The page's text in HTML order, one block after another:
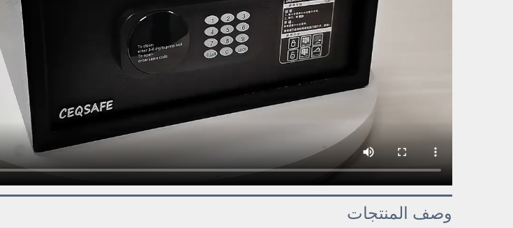
وصف المنتجات